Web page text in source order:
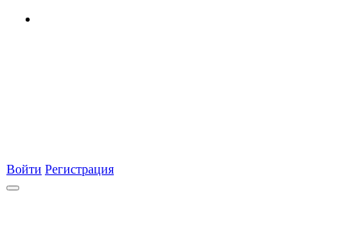
Войти Регистрация